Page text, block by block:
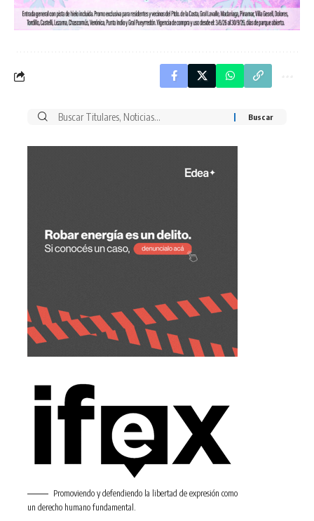
Buscar
Promoviendo y defendiendo la libertad de expresión como
un derecho humano fundamental.